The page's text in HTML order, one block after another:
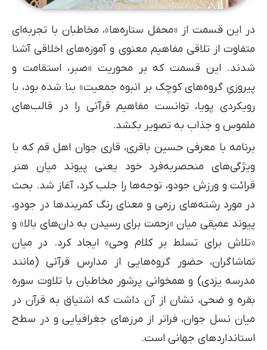
در این قسمت از «محفل ستاره‌ها»، مخاطبان با تجربه‌ای
متفاوت از تلاقی مفاهیم معنوی و آموزه‌های اخلاقی آشنا
شدند. این قسمت که بر محوریت «صبر، استقامت و
پیروزیِ گروه‌های کوچک بر انبوه جمعیت» بنا شده بود، با
رویکردی پویا، توانست مفاهیم قرآنی را در قالب‌های
ملموس و جذاب به تصویر بکشد.
برنامه با معرفی حسین باقری، قاری جوان اهل قم که با
ویژگی‌های منحصر‌به‌فرد خود یعنی پیوند میان هنر
قرائت و ورزش جودو، توجه‌ها را جلب کرد، آغاز شد. بحث
در مورد رشته‌های رزمی و معنای رنگ کمربندها در جودو،
پیوند عمیقی میان «زحمت برای رسیدن به دان‌های بالا» و
«تلاش برای تسلط بر کلام وحی» ایجاد کرد. در میان
تماشاگران، حضور گروه‌هایی از مدارس قرآنی (مانند
مدرسه یزدی) و همخوانی پرشور مخاطبان با تلاوت سوره
بقره و ضحی، نشان از آن داشت که اشتیاق به قرآن در
میان نسل جوان، فراتر از مرزهای جغرافیایی و در سطح
استانداردهای جهانی است.